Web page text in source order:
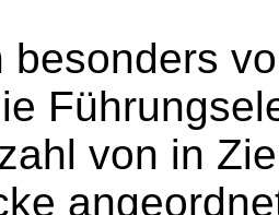
besonders
von in